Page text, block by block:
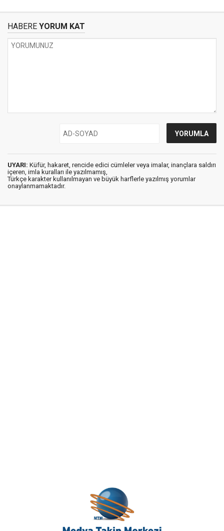
HABERE YORUM KAT
UYARI: Küfür, hakaret, rencide edici cümleler veya imalar, inançlara saldırı
içeren, imla kuralları ile yazılmamış,
Türkçe karakter kullanılmayan ve büyük harflerle yazılmış yorumlar
onaylanmamaktadır.